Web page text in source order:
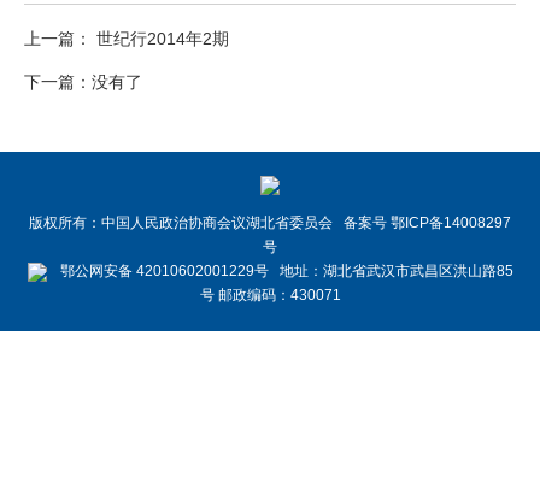
上一篇： 世纪行2014年2期
下一篇：没有了
版权所有：中国人民政治协商会议湖北省委员会 备案号 鄂ICP备14008297
号
鄂公网安备 42010602001229号 地址：湖北省武汉市武昌区洪山路85
号 邮政编码：430071